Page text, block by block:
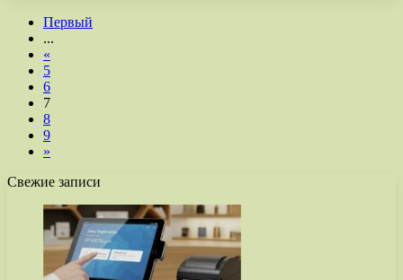
Первый
...
«
5
6
7
8
9
»
Свежие записи